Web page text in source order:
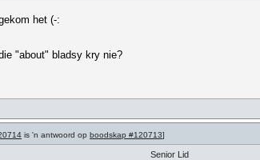
het (-:
"about" bladsy kry nie?
is 'n antwoord op boodskap #120713]
Senior Lid